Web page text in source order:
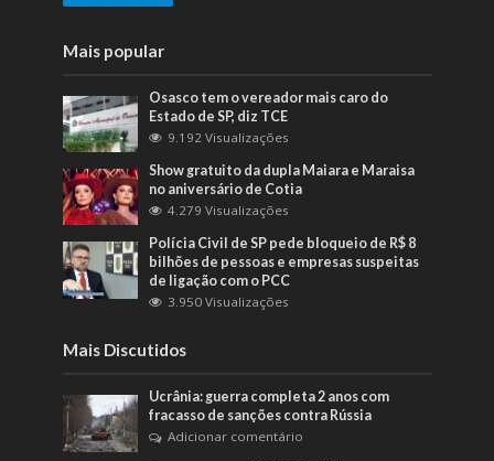
Mais popular
Osasco tem o vereador mais caro do
Estado de SP, diz TCE
9.192 Visualizações
Show gratuito da dupla Maiara e Maraisa
no aniversário de Cotia
4.279 Visualizações
Polícia Civil de SP pede bloqueio de R$ 8
bilhões de pessoas e empresas suspeitas
de ligação com o PCC
3.950 Visualizações
Mais Discutidos
Ucrânia: guerra completa 2 anos com
fracasso de sanções contra Rússia
Adicionar comentário